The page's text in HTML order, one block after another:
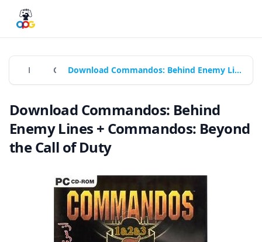
Download Commandos: Behind Enemy Lines + Commandos: Beyond the Call of Duty
Download Commandos: Behind
Enemy Lines + Commandos: Beyond
the Call of Duty